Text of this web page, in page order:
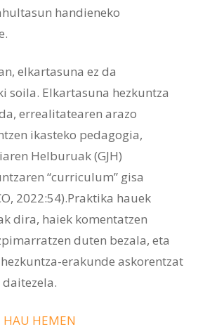
handieneko
elkartasuna ez da
soila. Elkartasuna hezkuntza
errealitatearen arazo
ikasteko pedagogia,
Helburuak (GJH)
“curriculum” gisa
2022:54).Praktika hauek
dira, haiek komentatzen
duten bezala, eta
erakunde askorentzat
HAU HEMEN